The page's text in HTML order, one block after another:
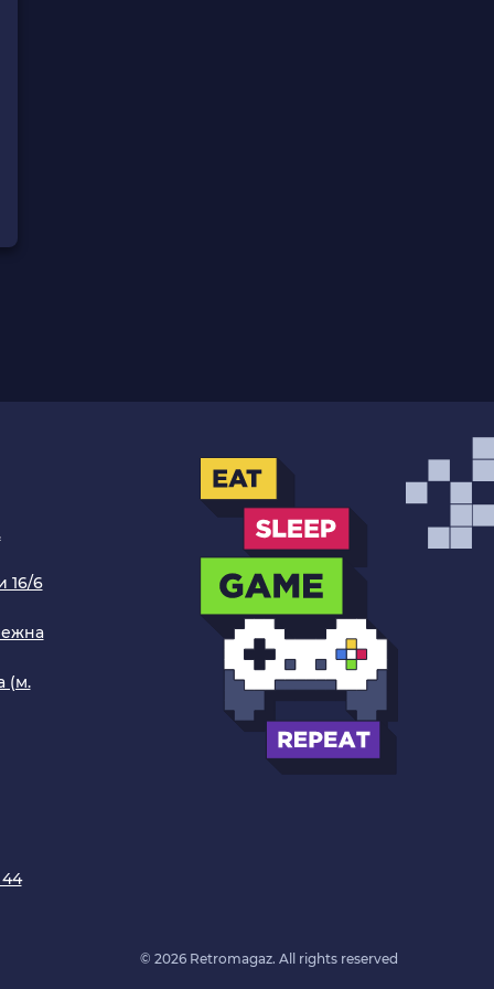
16/6
(м.
© 2026 Retromagaz. All rights reserved